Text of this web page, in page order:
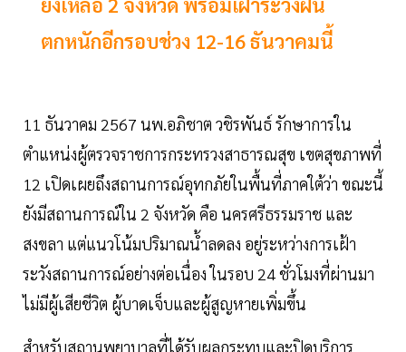
ตกหนักอีกรอบช่วง 12-16 ธันวาคมนี้
11 ธันวาคม 2567 นพ.อภิชาต วชิรพันธ์ รักษาการใน
ตำแหน่งผู้ตรวจราชการกระทรวงสาธารณสุข เขตสุขภาพที่
12 เปิดเผยถึงสถานการณ์อุทกภัยในพื้นที่ภาคใต้ว่า ขณะนี้
ยังมีสถานการณ์ใน 2 จังหวัด คือ นครศรีธรรมราช และ
สงขลา แต่แนวโน้มปริมาณน้ำลดลง อยู่ระหว่างการเฝ้า
ระวังสถานการณ์อย่างต่อเนื่อง ในรอบ 24 ชั่วโมงที่ผ่านมา
ไม่มีผู้เสียชีวิต ผู้บาดเจ็บและผู้สูญหายเพิ่มขึ้น
สำหรับสถานพยาบาลที่ได้รับผลกระทบและปิดบริการ